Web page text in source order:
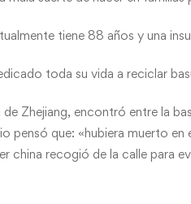
tiene 88 años y una
toda su vida a reciclar
Zhejiang, encontró entre la
pensó que: «hubiera muerto en
china recogió de la calle para